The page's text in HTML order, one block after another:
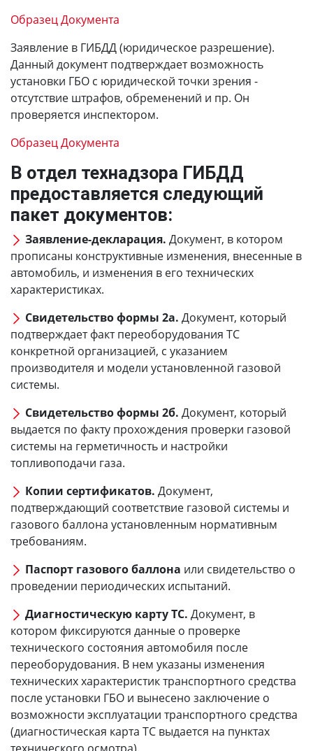
Образец Документа
Заявление в ГИБДД (юридическое разрешение).
Данный документ подтверждает возможность
установки ГБО с юридической точки зрения -
отсутствие штрафов, обременений и пр. Он
проверяется инспектором.
Образец Документа
В отдел технадзора ГИБДД
предоставляется следующий
пакет документов:
Заявление-декларация. Документ, в котором
прописаны конструктивные изменения, внесенные в
автомобиль, и изменения в его технических
характеристиках.
Свидетельство формы 2а. Документ, который
подтверждает факт переоборудования ТС
конкретной организацией, с указанием
производителя и модели установленной газовой
системы.
Свидетельство формы 2б. Документ, который
выдается по факту прохождения проверки газовой
системы на герметичность и настройки
топливоподачи газа.
Копии сертификатов. Документ,
подтверждающий соответствие газовой системы и
газового баллона установленным нормативным
требованиям.
Паспорт газового баллона или свидетельство о
проведении периодических испытаний.
Диагностическую карту ТС. Документ, в
котором фиксируются данные о проверке
технического состояния автомобиля после
переоборудования. В нем указаны изменения
технических характеристик транспортного средства
после установки ГБО и вынесено заключение о
возможности эксплуатации транспортного средства
(диагностическая карта ТС выдается на пунктах